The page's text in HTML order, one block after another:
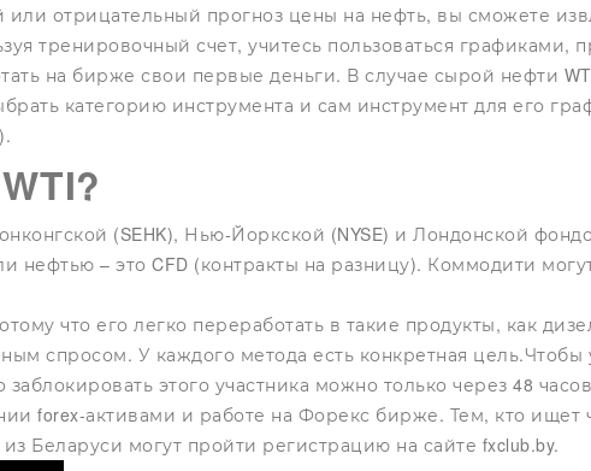
отрицательный прогноз цены на нефть, вы сможете
тренировочный счет, учитесь пользоваться
на бирже свои первые деньги. В случае сырой нефти
категорию инструмента и сам инструмент для его
(SEHK), Нью-Йоркской (NYSE) и Лондонской
нефтью – это CFD (контракты на разницу). Коммодити
что его легко переработать в такие продукты, как
спросом. У каждого метода есть конкретная
этого участника можно только через 48
forex-активами и работе на Форекс бирже. Тем, кто ищет
Беларуси могут пройти регистрацию на сайте fxclub.by.